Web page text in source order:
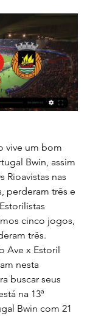
vive um bom
Bwin, assim
Rioavistas nas
perderam três e
cinco jogos,
três.
Ave x Estoril
nesta
buscar seus
na 13ª
Bwin com 21